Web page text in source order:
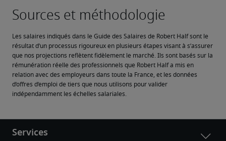
Les salaires indiqués dans le Guide des Salaires de Robert Half sont le
résultat d’un processus rigoureux en plusieurs étapes visant à s’assurer
que nos projections reflètent fidèlement le marché. Ils sont basés sur la
rémunération réelle des professionnels que Robert Half a mis en
relation avec des employeurs dans toute la France, et les données
d’offres d’emploi de tiers que nous utilisons pour valider
indépendamment les échelles salariales.